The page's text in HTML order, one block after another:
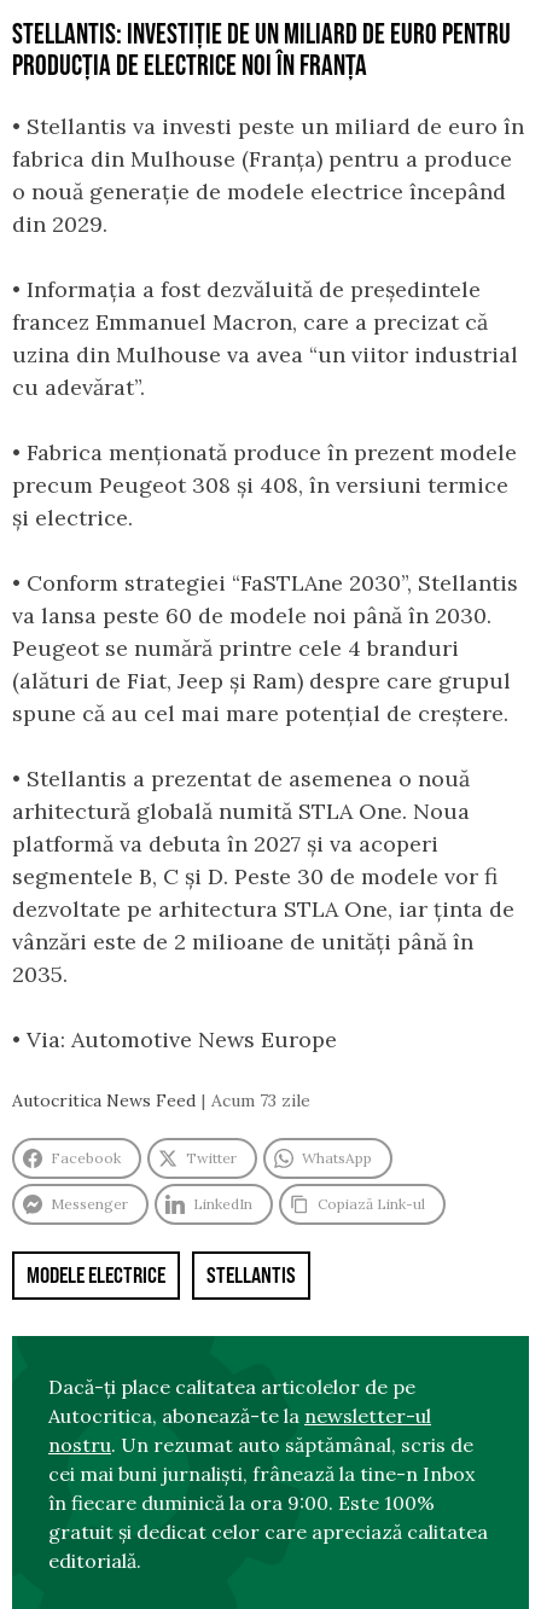
STELLANTIS: INVESTIȚIE DE UN MILIARD DE EURO PENTRU
PRODUCȚIA DE ELECTRICE NOI ÎN FRANȚA
• Stellantis va investi peste un miliard de euro în
fabrica din Mulhouse (Franța) pentru a produce
o nouă generație de modele electrice începând
din 2029.
• Informația a fost dezvăluită de președintele
francez Emmanuel Macron, care a precizat că
uzina din Mulhouse va avea “un viitor industrial
cu adevărat”.
• Fabrica menționată produce în prezent modele
precum Peugeot 308 și 408, în versiuni termice
și electrice.
• Conform strategiei “FaSTLAne 2030”, Stellantis
va lansa peste 60 de modele noi până în 2030.
Peugeot se numără printre cele 4 branduri
(alături de Fiat, Jeep și Ram) despre care grupul
spune că au cel mai mare potențial de creștere.
• Stellantis a prezentat de asemenea o nouă
arhitectură globală numită STLA One. Noua
platformă va debuta în 2027 și va acoperi
segmentele B, C și D. Peste 30 de modele vor fi
dezvoltate pe arhitectura STLA One, iar ținta de
vânzări este de 2 milioane de unități până în
2035.
• Via: Automotive News Europe
Autocritica News Feed Acum 73 zile
Facebook Twitter WhatsApp
Messenger LinkedIn Copiază Link-ul
MODELE ELECTRICE STELLANTIS
Dacă-ți place calitatea articolelor de pe
Autocritica, abonează-te la newsletter-ul
nostru. Un rezumat auto săptămânal, scris de
cei mai buni jurnaliști, frânează la tine-n Inbox
în fiecare duminică la ora 9:00. Este 100%
gratuit și dedicat celor care apreciază calitatea
editorială.